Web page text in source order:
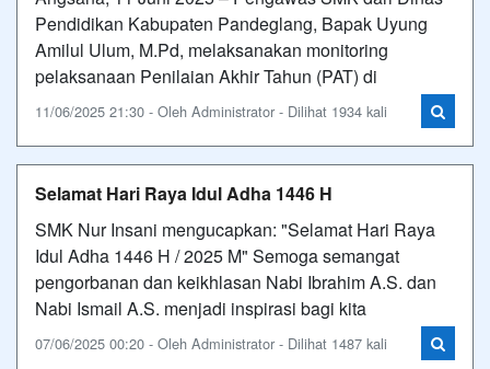
Pendidikan Kabupaten Pandeglang, Bapak Uyung
Amilul Ulum, M.Pd, melaksanakan monitoring
pelaksanaan Penilaian Akhir Tahun (PAT) di
11/06/2025 21:30 - Oleh Administrator - Dilihat 1934 kali
Selamat Hari Raya Idul Adha 1446 H
SMK Nur Insani mengucapkan: "Selamat Hari Raya
Idul Adha 1446 H / 2025 M" Semoga semangat
pengorbanan dan keikhlasan Nabi Ibrahim A.S. dan
Nabi Ismail A.S. menjadi inspirasi bagi kita
07/06/2025 00:20 - Oleh Administrator - Dilihat 1487 kali